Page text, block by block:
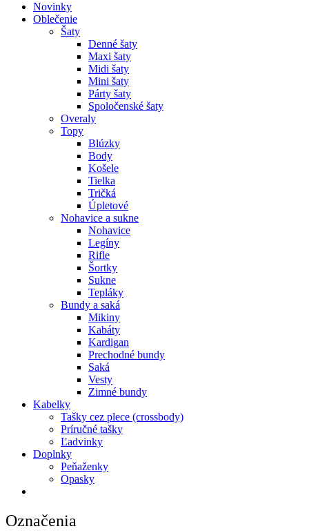
Novinky
Oblečenie
Šaty
Denné šaty
Maxi šaty
Midi šaty
Mini šaty
Párty šaty
Spoločenské šaty
Overaly
Topy
Blúzky
Body
Košele
Tielka
Tričká
Úpletové
Nohavice a sukne
Nohavice
Legíny
Rifle
Šortky
Sukne
Tepláky
Bundy a saká
Mikiny
Kabáty
Kardigan
Prechodné bundy
Saká
Vesty
Zimné bundy
Kabelky
Tašky cez plece (crossbody)
Príručné tašky
Ľadvinky
Doplnky
Peňaženky
Opasky
Označenia